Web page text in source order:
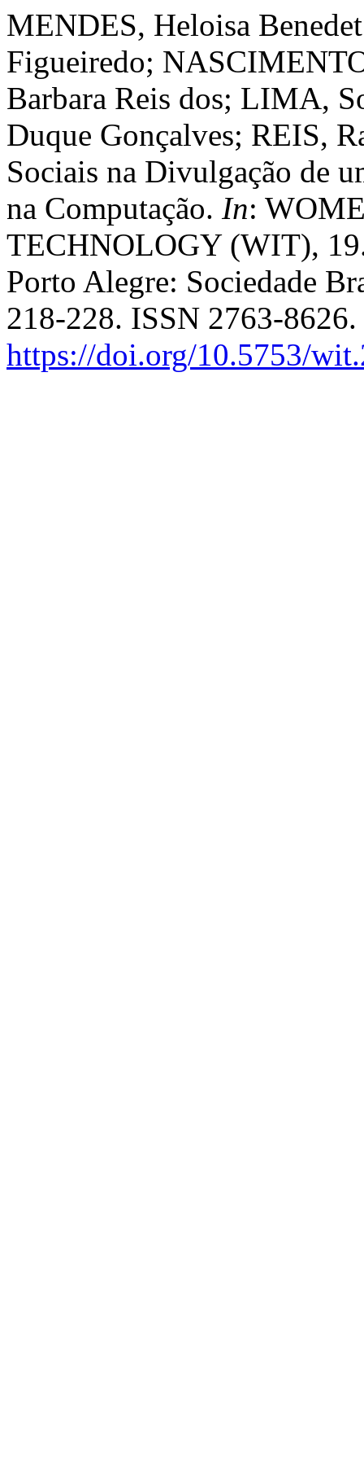
MENDES, Heloisa
Figueiredo;
Barbara Reis dos; LIMA,
Duque Gonçalves; REIS,
Sociais na Divulgação de
na Computação. In:
TECHNOLOGY (WIT),
Porto Alegre: Sociedade
218-228. ISSN 2763-
https://doi.org/10.5753/